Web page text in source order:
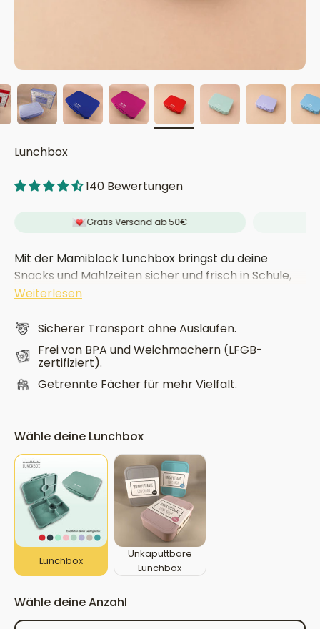
Lunchbox
140 Bewertungen
Gratis Versand ab 50€
Mit der Mamiblock Lunchbox bringst du deine
Snacks und Mahlzeiten sicher und frisch in Schule,
Kita oder ins Büro. Die durchdachte Aufteilung und
an seinem Platz bleibt – ohne Auslaufen und
Vermischen.
Weiterlesen
Sicherer Transport ohne Auslaufen.
Frei von BPA und Weichmachern (LFGB-
zertifiziert).
Getrennte Fächer für mehr Vielfalt.
Wähle deine Lunchbox
Lunchbox
Unkaputtbare
Lunchbox
Wähle deine Anzahl